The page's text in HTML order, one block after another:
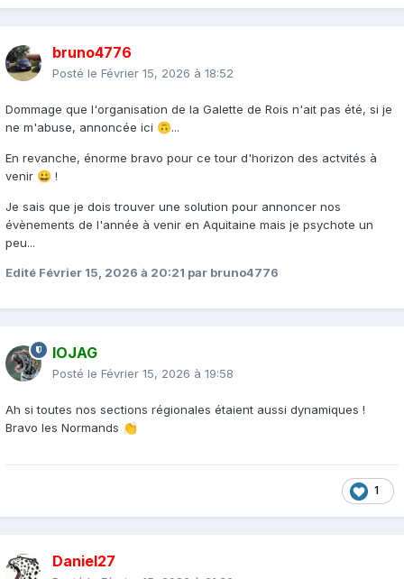
bruno4776
Posté le Février 15, 2026 à 18:52
Dommage que l'organisation de la Galette de Rois n'ait pas été, si je
ne m'abuse, annoncée ici 🙃...
En revanche, énorme bravo pour ce tour d'horizon des actvités à
venir 😀 !
Je sais que je dois trouver une solution pour annoncer nos
évènements de l'année à venir en Aquitaine mais je psychote un
peu...
Edité Février 15, 2026 à 20:21 par bruno4776
IOJAG
Posté le Février 15, 2026 à 19:58
Ah si toutes nos sections régionales étaient aussi dynamiques !
Bravo les Normands 👏
1
Daniel27